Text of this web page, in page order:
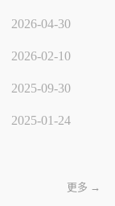
2026-04-30
2026-02-10
2025-09-30
2025-01-24
更多 →